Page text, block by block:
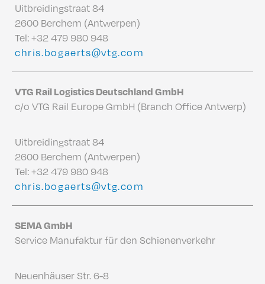
Uitbreidingstraat 84
2600 Berchem (Antwerpen)
Tel:+32 479 980 948
chris.bogaerts@vtg.com
VTG Rail Logistics Deutschland GmbH
c/o VTG Rail Europe GmbH (Branch Office Antwerp)
Uitbreidingstraat 84
2600 Berchem (Antwerpen)
Tel:+32 479 980 948
chris.bogaerts@vtg.com
SEMA GmbH
Service Manufaktur für den Schienenverkehr
Neuenhäuser Str. 6-8